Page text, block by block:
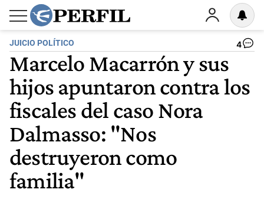
JUICIO POLÍTICO 4
Marcelo Macarrón y sus
hijos apuntaron contra los
fiscales del caso Nora
Dalmasso: "Nos
destruyeron como
familia"